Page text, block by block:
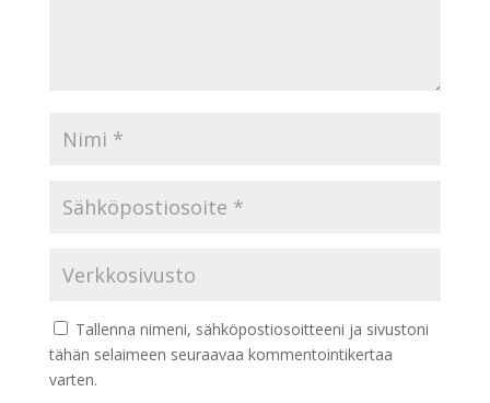
Tallenna nimeni, sähköpostiosoitteeni ja sivustoni
tähän selaimeen seuraavaa kommentointikertaa
varten.